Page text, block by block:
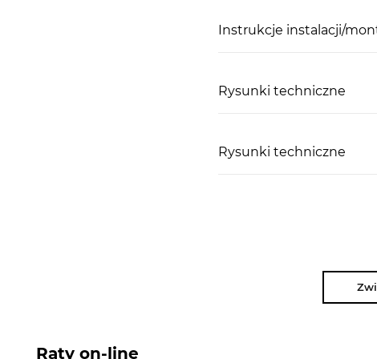
Instrukcje instalacji/
Rysunki techniczne
Rysunki techniczne
Raty on-line